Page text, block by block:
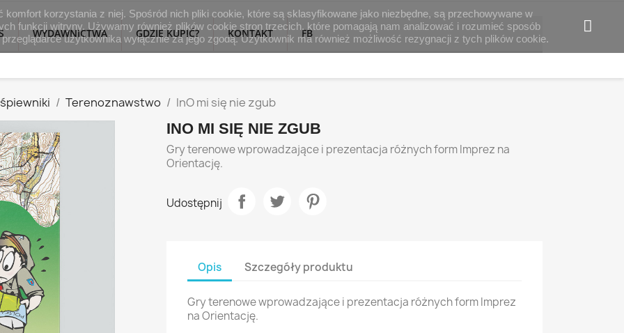
korzystania z niej. Spośród nich pliki cookie, które są sklasyfikowane jako niezbędne, są przechowywane w
funkcji witryny. Używamy również plików cookie stron trzecich, które pomagają nam analizować i rozumieć sposób
użytkownika wyłącznie za jego zgodą. Użytkownik ma również możliwość rezygnacji z tych plików cookie.
WYDAWNICTWA GDZIE KUPIĆ? KONTAKT FB
Terenoznawstwo InO mi się nie zgub
INO MI SIĘ NIE ZGUB
Gry terenowe wprowadzające i prezentacja różnych form Imprez na
Orientację.
Udostępnij
Opis Szczegóły produktu
Gry terenowe wprowadzające i prezentacja różnych form Imprez
na Orientację.